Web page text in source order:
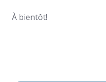
À bientôt!